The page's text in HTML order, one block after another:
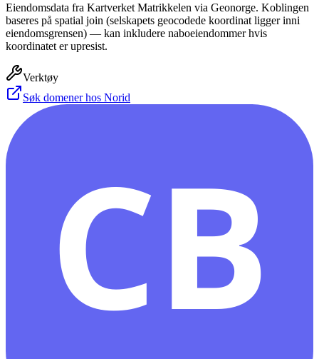
Eiendomsdata fra Kartverket Matrikkelen via Geonorge. Koblingen
baseres på spatial join (selskapets geocodede koordinat ligger inni
eiendomsgrensen) — kan inkludere naboeiendommer hvis
koordinatet er upresist.
Verktøy
Søk domener hos Norid
CB